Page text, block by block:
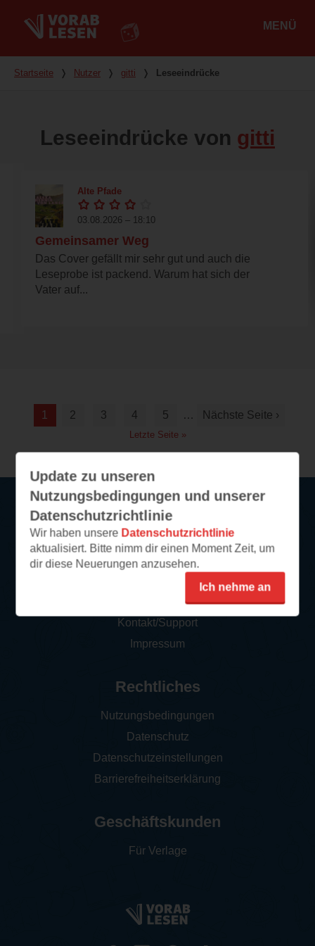
MENÜ
Du bist hier
Startseite ❭ Nutzer ❭ gitti ❭ Leseeindrücke
Leseeindrücke von gitti
Alte Pfade
03.08.2026 – 18:10
Gemeinsamer Weg
Das Cover gefällt mir sehr gut und auch die
Leseprobe ist packend. Warum hat sich der
Vater auf...
1 2 3 4 5 … Nächste Seite ›
Letzte Seite »
Update zu unseren
Nutzungsbedingungen und unserer
Datenschutzrichtlinie
Wir haben unsere Datenschutzrichtlinie
aktualisiert. Bitte nimm dir einen Moment Zeit, um
dir diese Neuerungen anzusehen.
Ich nehme an
Service
So funktioniert‘s
Newsletter abonnieren
Kontakt/Support
Impressum
Rechtliches
Nutzungsbedingungen
Datenschutz
Datenschutzeinstellungen
Barrierefreiheitserklärung
Geschäftskunden
Für Verlage